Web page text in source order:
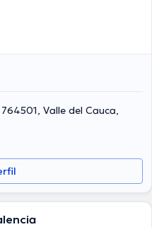
Valle del Cauca,